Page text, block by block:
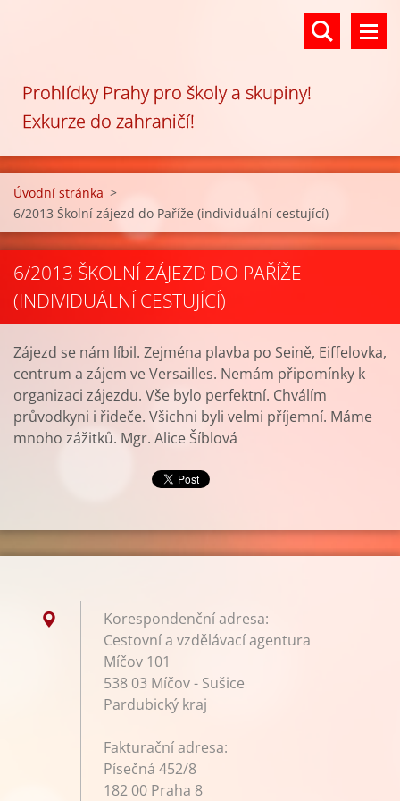
Prohlídky Prahy pro školy a skupiny!
Exkurze do zahraničí!
Úvodní stránka >
6/2013 Školní zájezd do Paříže (individuální cestující)
6/2013 ŠKOLNÍ ZÁJEZD DO PAŘÍŽE
(INDIVIDUÁLNÍ CESTUJÍCÍ)
Zájezd se nám líbil. Zejména plavba po Seině, Eiffelovka,
centrum a zájem ve Versailles. Nemám připomínky k
organizaci zájezdu. Vše bylo perfektní. Chválím
průvodkyni i řideče. Všichni byli velmi příjemní. Máme
mnoho zážitků. Mgr. Alice Šíblová
Korespondenční adresa:
Cestovní a vzdělávací agentura
Míčov 101
538 03 Míčov - Sušice
Pardubický kraj
Fakturační adresa:
Písečná 452/8
182 00 Praha 8